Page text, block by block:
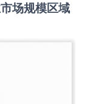
场规模区域